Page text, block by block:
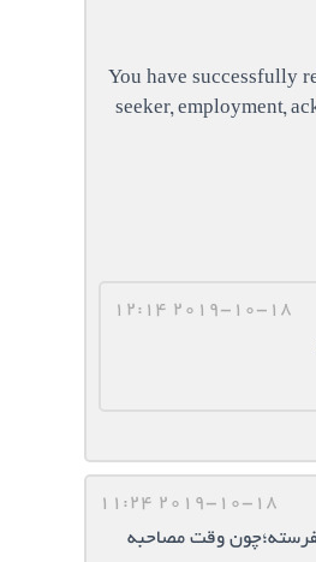
You have successfully
seeker, employment,
2019-10-18 12:14
2019-10-18 11:24
وقت مصاحبه